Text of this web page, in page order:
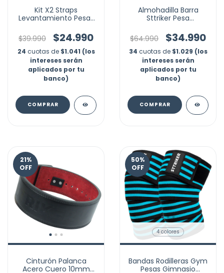
Kit X2 Straps
Levantamiento Pesas
Crossfit
$39.990 $24.990
24 cuotas de $1.041 (los
intereses serán
aplicados por tu
banco)
COMPRAR
Almohadilla Barra
Sttriker Pesa
Pad
$64.990 $34.990
34 cuotas de $1.029 (los
intereses serán
aplicados por tu
banco)
COMPRAR
21%
OFF
Cinturón Palanca
Acero Cuero 10mm
50%
OFF
4 colores
Bandas Rodilleras Gym
Pesas Gimnasio